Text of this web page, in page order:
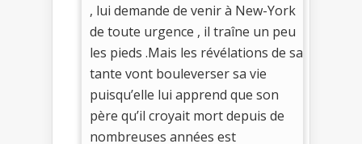
, lui demande de venir à New-York
de toute urgence , il traîne un peu
les pieds .Mais les révélations de sa
tante vont bouleverser sa vie
puisqu’elle lui apprend que son
père qu’il croyait mort depuis de
nombreuses années est